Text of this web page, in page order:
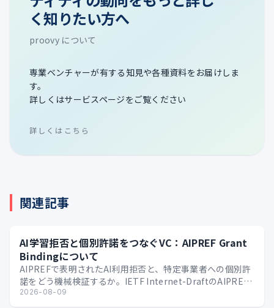
く知りたい方へ
proovy について
専業ベンチャーが有する知見や各種資料をお届けしま
す。
詳しくはサービスページをご覧ください
詳しくはこちら
関連記事
AI学習拒否と個別許諾をつなぐVC：AIPREF Grant
Bindingについて
AIPREFで表明されたAI利用拒否と、特定事業者への個別許
諾をどう機械検証するか。IETF Internet-DraftのAIPREF
Grant Bindi…
2026-08-09